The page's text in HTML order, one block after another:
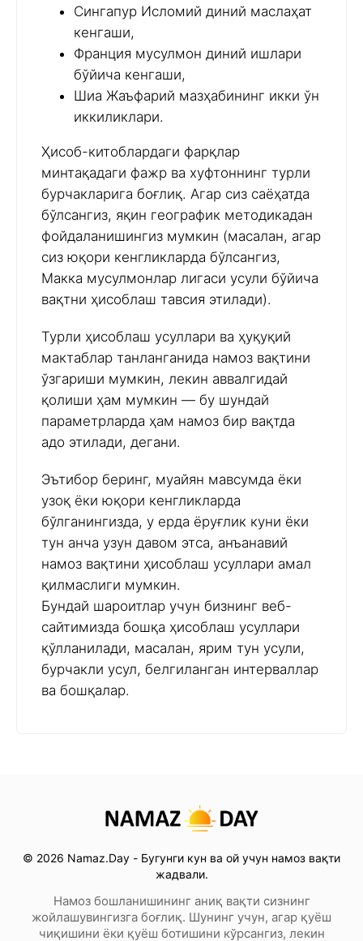
Сингапур Исломий диний маслаҳат
кенгаши,
Франция мусулмон диний ишлари
бўйича кенгаши,
Шиа Жаъфарий мазҳабининг икки ўн
иккиликлари.
Ҳисоб-китоблардаги фарқлар
минтақадаги фажр ва хуфтоннинг турли
бурчакларига боғлиқ. Агар сиз саёҳатда
бўлсангиз, яқин географик методикадан
фойдаланишингиз мумкин (масалан, агар
сиз юқори кенгликларда бўлсангиз,
Макка мусулмонлар лигаси усули бўйича
вақтни ҳисоблаш тавсия этилади).
Турли ҳисоблаш усуллари ва ҳуқуқий
мактаблар танланганида намоз вақтини
ўзгариши мумкин, лекин аввалгидай
қолиши ҳам мумкин — бу шундай
параметрларда ҳам намоз бир вақтда
адо этилади, дегани.
Эътибор беринг, муайян мавсумда ёки
узоқ ёки юқори кенгликларда
бўлганингизда, у ерда ёруғлик куни ёки
тун анча узун давом этса, анъанавий
намоз вақтини ҳисоблаш усуллари амал
қилмаслиги мумкин.
Бундай шароитлар учун бизнинг веб-
сайтимизда бошқа ҳисоблаш усуллари
қўлланилади, масалан, ярим тун усули,
бурчакли усул, белгиланган интерваллар
ва бошқалар.
© 2026 Namaz.Day - Бугунги кун ва ой учун намоз вақти
жадвали.
Намоз бошланишининг аниқ вақти сизнинг
жойлашувингизга боғлиқ. Шунинг учун, агар қуёш
чиқишини ёки қуёш ботишини кўрсангиз, лекин